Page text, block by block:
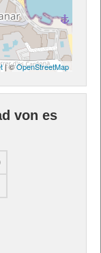
| ©OpenStreetMap
von es